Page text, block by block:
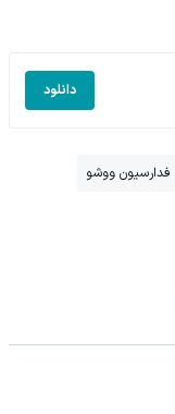
دانلود
فدارسیون ووشو